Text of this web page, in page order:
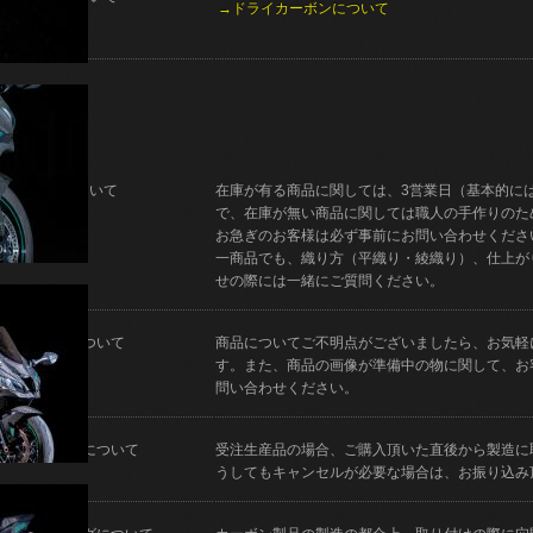
→ドライカーボンについて
納期について
在庫が有る商品に関しては、3営業日（基本的に
で、在庫が無い商品に関しては職人の手作りの
お急ぎのお客様は必ず事前にお問い合わせくだ
一商品でも、織り方（平織り・綾織り）、仕上
せの際には一緒にご質問ください。
ご質問について
商品についてご不明点がございましたら、お気
す。また、商品の画像が準備中の物に関して、
問い合わせください。
キャンセルについて
受注生産品の場合、ご購入頂いた直後から製造
うしてもキャンセルが必要な場合は、お振り込